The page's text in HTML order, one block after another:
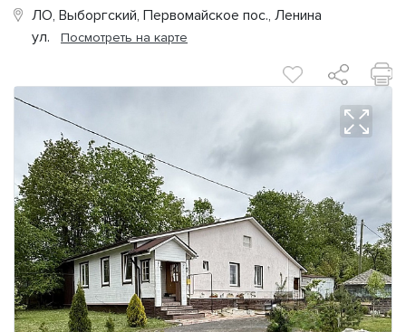
ЛО, Выборгский, Первомайское пос., Ленина
ул. Посмотреть на карте